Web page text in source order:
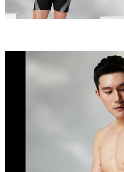
https://oppay.tw/userRule
三、利用規約「AFTEE代金後払い」（
ロテクションズ（以下 AFTEE という）
ームページの『個人情報の収集、処理及
https://aftee.tw/privacypolicy/）
AFTEEの初回ご利用の際に、審査を通
ります。支払い期限を過ぎた場合、そ
納金が加算されます。未成年の利用者は
の同意を得ればAFTEEをご利用いただけ
個人情報の処理、利用について疑問があ
行使したい場合は、ネットプロテクショ
にご連絡ください。上記に示した個人情
てAFTEEにご提供いただく、または
付款後7-11取貨
配送毎にNT$80、NT$890以上で送